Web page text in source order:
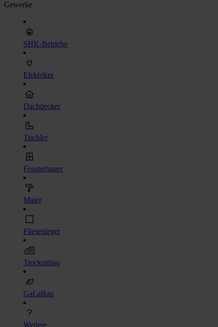
Gewerke
SHK-Betriebe
Elektriker
Dachdecker
Tischler
Fensterbauer
Maler
Fliesenleger
Trockenbau
GaLaBau
Weitere